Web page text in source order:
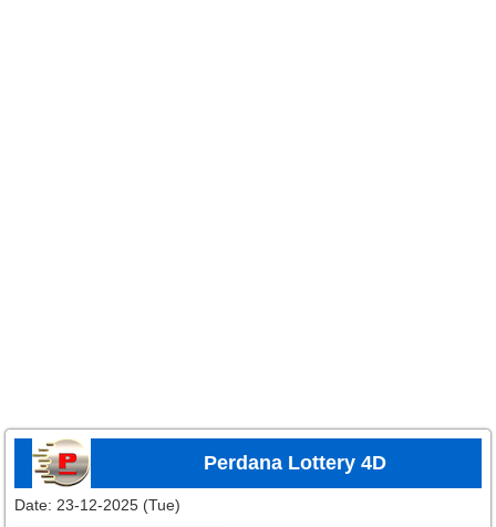
Perdana Lottery 4D
Date: 23-12-2025 (Tue)